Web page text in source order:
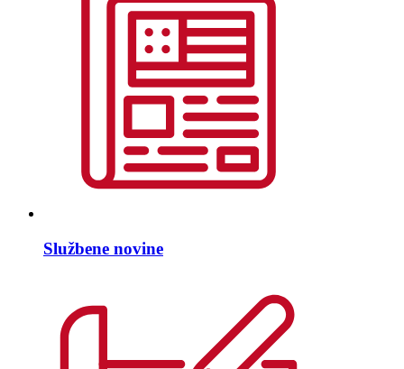
Službene novine